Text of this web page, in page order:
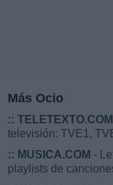
Más Ocio
:: TELETEXTO.COM
televisión: TVE1,
:: MUSICA.COM -
playlists de